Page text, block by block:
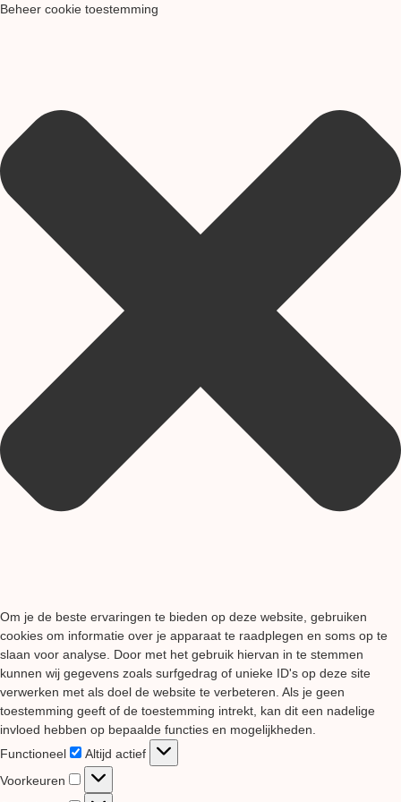
Beheer cookie toestemming
Om je de beste ervaringen te bieden op deze website, gebruiken
cookies om informatie over je apparaat te raadplegen en soms op te
slaan voor analyse. Door met het gebruik hiervan in te stemmen
kunnen wij gegevens zoals surfgedrag of unieke ID's op deze site
verwerken met als doel de website te verbeteren. Als je geen
toestemming geeft of de toestemming intrekt, kan dit een nadelige
invloed hebben op bepaalde functies en mogelijkheden.
Functioneel
Functioneel
Altijd actief
Voorkeuren
Voorkeuren